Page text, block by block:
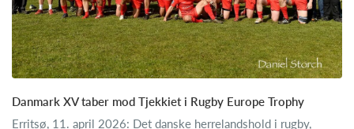
Danmark XV taber mod Tjekkiet i Rugby Europe Trophy
Erritsø, 11. april 2026: Det danske herrelandshold i rugby,